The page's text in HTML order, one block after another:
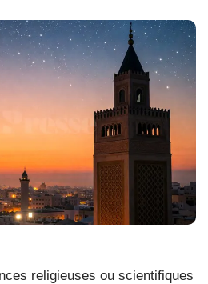
religieuses ou scientifiques